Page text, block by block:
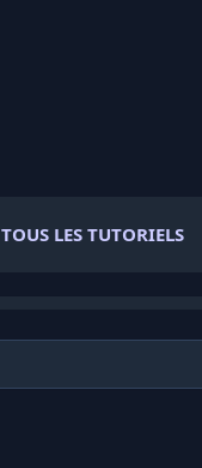
TOUS LES TUTORIELS